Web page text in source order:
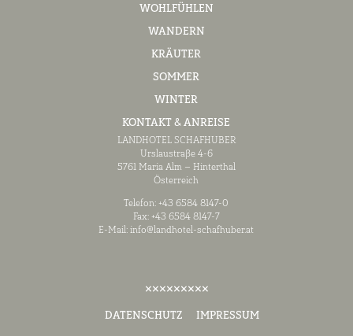
WOHLFÜHLEN
WANDERN
KRÄUTER
SOMMER
WINTER
KONTAKT & ANREISE
LANDHOTEL SCHAFHUBER
Urslaustraße 4-6
5761 Maria Alm – Hinterthal
Österreich
Telefon: +43 6584 8147-0
Fax: +43 6584 8147-7
E-Mail:info@landhotel-schafhuber.at
DATENSCHUTZ IMPRESSUM